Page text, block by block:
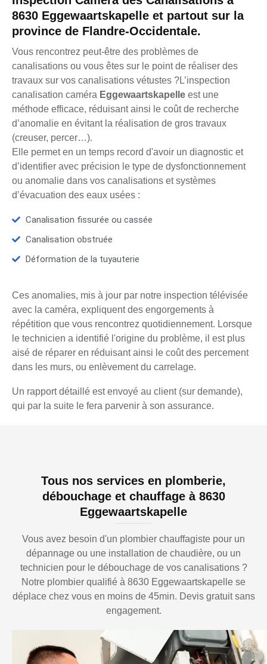
8630 Eggewaartskapelle et partout sur la
province de Flandre-Occidentale.
Vous rencontrez peut-être des problèmes de
canalisations ou vous êtes sur le point de réaliser des
travaux sur vos canalisations vétustes ?L’inspection
canalisation caméra Eggewaartskapelle est une
méthode efficace, réduisant ainsi le coût de recherche
d’anomalie en évitant la réalisation de gros travaux
(creuser, percer…).
Elle permet en un temps record d'avoir un diagnostic et
d’identifier avec précision le type de dysfonctionnement
ou anomalie dans vos canalisations et systèmes
d’évacuation des eaux usées :
Canalisation fissurée ou cassée
Canalisation obstruée
Déformation de la tuyauterie
Ces anomalies, mis à jour par notre inspection télévisée
avec la caméra, expliquent des engorgements à
répétition que vous rencontrez quotidiennement. Lorsque
le technicien a identifié l'origine du problème, il est plus
aisé de réparer en réduisant ainsi le coût des percement
dans les murs, ou enlèvement du carrelage.
Un rapport détaillé est envoyé au client (sur demande),
qui par la suite le fera parvenir à son assurance.
Tous nos services en plomberie,
débouchage et chauffage à 8630
Eggewaartskapelle
Vous avez besoin d'un plombier chauffagiste pour un
dépannage ou une installation de chaudière, ou un
technicien pour le débouchage de vos canalisations ?
Notre plombier qualifié à 8630 Eggewaartskapelle se
déplace chez vous en moins de 45min. Devis gratuit sans
engagement.